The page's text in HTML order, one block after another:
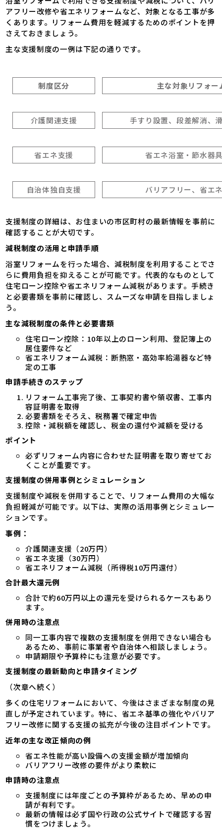
アフリー改修や省エネリフォームなど、対象となる工事が多
くあります。リフォーム費用を軽減するためのポイントを押
さえておきましょう。
主な支援制度の一例は下記の通りです。
制度区分 主な対象リフォー
介護関連支援 手すり設置、段差解消、
省エネ支援 省エネ浴室・節水器
自治体独自支援 バリアフリー、省エ
支援制度の詳細は、お住まいの市区町村の最新情報を事前に
確認することが大切です。
減税制度の活用と申請手順
浴室リフォームを行った場合、減税制度を利用することでさ
らに費用負担を抑えることが可能です。代表的なものとして
住宅ローン控除や省エネリフォーム減税があります。手続き
と必要書類を事前に確認し、スムーズな申請を目指しましょ
う。
主な減税制度の条件と必要書類
住宅ローン控除：10年以上のローン利用、登記簿上の
居住要件など
省エネリフォーム減税：断熱窓・高効率給湯器など特
定の工事
申請手続きのステップ
リフォーム工事完了後、工事契約書や領収書、工事内
容証明書を取得
必要書類をそろえ、税務署で確定申告
控除・減税額を確認し、税金の還付や減額を受ける
ポイント
必ずリフォーム内容に合わせた証明書を取り寄せてお
くことが重要です。
支援制度の併用事例とシミュレーション
支援制度や減税を併用することで、リフォーム費用の大幅な
負担軽減が可能です。以下は、実際の活用事例とシミュレー
ションです。
事例：
介護関連支援（20万円）
省エネ支援（30万円）
省エネリフォーム減税（所得税10万円還付）
合計最大還元例
合計で約60万円以上の還元を受けられるケースもあり
ます。
併用時の注意点
同一工事内容で複数の支援制度を併用できない場合も
あるため、事前に事業者や自治体へ相談しましょう。
申請期限や予算枠にも注意が必要です。
支援制度の最新動向と申請タイミング
（次章へ続く）
多くの住宅リフォームにおいて、今後はさまざまな制度の見
直しが予定されています。特に、省エネ基準の強化やバリア
フリー改修に関する支援の拡充が今後の注目ポイントです。
近年の主な改正傾向の例
省エネ性能が高い設備への支援金額が増加傾向
バリアフリー改修の要件がより柔軟に
申請時の注意点
支援制度には年度ごとの予算枠があるため、早めの申
請が有利です。
最新の情報は必ず国や行政の公式サイトで確認する習
慣をつけましょう。